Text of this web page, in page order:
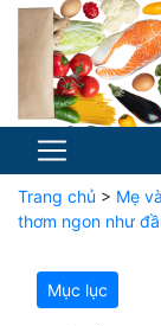
Trang chủ > Mẹ
thơm ngon như
Mục lục